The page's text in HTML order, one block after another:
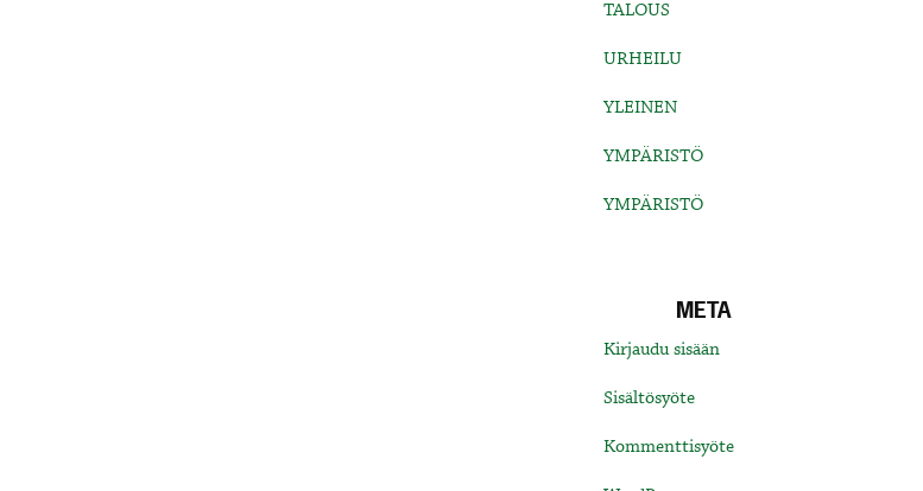
TALOUS
URHEILU
YLEINEN
YMPÄRISTÖ
YMPÄRISTÖ
META
Kirjaudu sisään
Sisältösyöte
Kommenttisyöte